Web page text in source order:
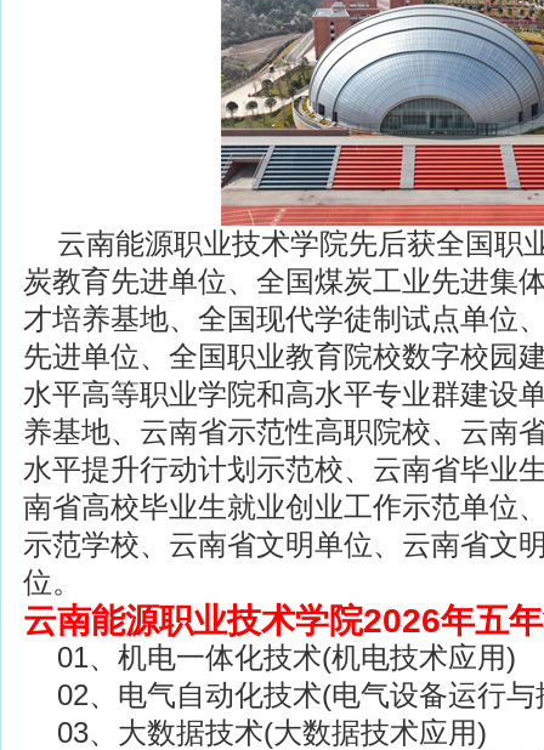
云南能源职业技术学院先后获全国职
炭教育先进单位、全国煤炭工业先进集
才培养基地、全国现代学徒制试点单位
先进单位、全国职业教育院校数字校园
水平高等职业学院和高水平专业群建设
养基地、云南省示范性高职院校、云南
水平提升行动计划示范校、云南省毕业
南省高校毕业生就业创业工作示范单位
示范学校、云南省文明单位、云南省文
位。
云南能源职业技术学院2026年五
01、机电一体化技术(机电技术应用)
02、电气自动化技术(电气设备运行与
03、大数据技术(大数据技术应用)